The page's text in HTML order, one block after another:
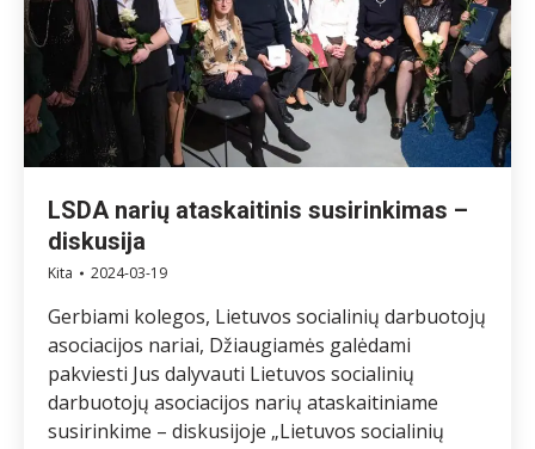
LSDA narių ataskaitinis susirinkimas –
diskusija
Kita 2024-03-19
Gerbiami kolegos, Lietuvos socialinių darbuotojų
asociacijos nariai, Džiaugiamės galėdami
pakviesti Jus dalyvauti Lietuvos socialinių
darbuotojų asociacijos narių ataskaitiniame
susirinkime – diskusijoje „Lietuvos socialinių